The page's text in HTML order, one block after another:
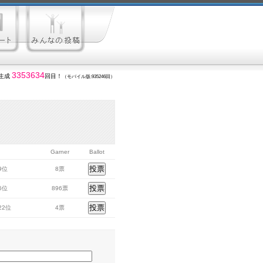
成 3353634回目！ （モバイル版:935246回）
Garner Ballot
位 8票
位 896票
位 4票